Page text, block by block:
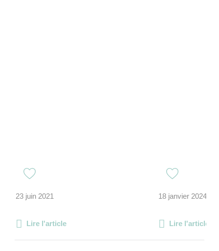
23 juin 2021
Lire l'article
18 janvier 2024
Lire l'article